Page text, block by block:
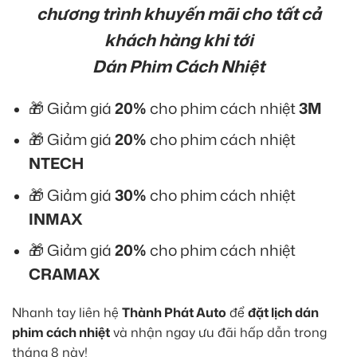
chương trình khuyến mãi cho tất cả
khách hàng khi tới
Dán Phim Cách Nhiệt
🎁 Giảm giá20%cho phim cách nhiệt3M
🎁 Giảm giá20%cho phim cách nhiệt
NTECH
🎁 Giảm giá30%cho phim cách nhiệt
INMAX
🎁 Giảm giá20%cho phim cách nhiệt
CRAMAX
Nhanh tay liên hệ Thành Phát Auto đểđặt lịch dán
phim cách nhiệtvà nhận ngay ưu đãi hấp dẫn trong
tháng 8 này!